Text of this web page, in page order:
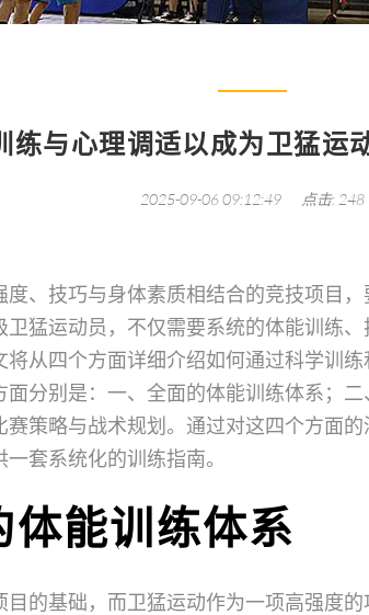
练与心理调适以成为卫猛运
2025-09-06 09:12:49 点击: 248
度、技巧与身体素质相结合的竞技项目
猛运动员，不仅需要系统的体能训练
将从四个方面详细介绍如何通过科学训
面分别是：一、全面的体能训练体系；
策略与战术规划。通过对这四个方面
套系统化的训练指南。
体能训练体系
的基础，而卫猛运动作为一项高强度的